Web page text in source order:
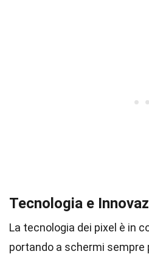
Tecnologia e
La tecnologia dei pixel è in
portando a schermi sempre